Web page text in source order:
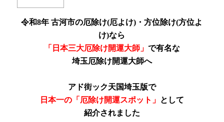
令和8年 古河市の厄除け(厄よけ)・方位除け(方位よ
け)なら
「日本三大厄除け開運大師」 で有名な
埼玉厄除け開運大師へ
アド街ック天国埼玉版で
日本一の「厄除け開運スポット」 として
紹介されました